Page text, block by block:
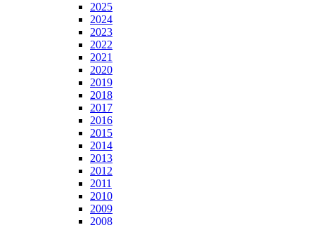
2025
2024
2023
2022
2021
2020
2019
2018
2017
2016
2015
2014
2013
2012
2011
2010
2009
2008